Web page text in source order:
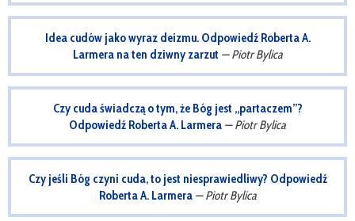
Idea cudów jako wyraz deizmu. Odpowiedź Roberta A.
Larmera na ten dziwny zarzut — Piotr Bylica
Czy cuda świadczą o tym, że Bóg jest „partaczem”?
Odpowiedź Roberta A. Larmera — Piotr Bylica
Czy jeśli Bóg czyni cuda, to jest niesprawiedliwy? Odpowiedź
Roberta A. Larmera — Piotr Bylica